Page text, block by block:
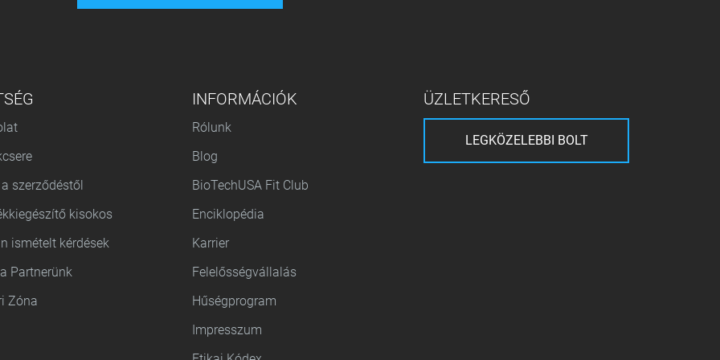
szerződéstől
kisokos
ismételt kérdések
Partnerünk
Zóna
INFORMÁCIÓK
Rólunk
Blog
BioTechUSA Fit Club
Enciklopédia
Karrier
Felelősségvállalás
Hűségprogram
Impresszum
ÜZLETKERESŐ
LEGKÖZELEBBI BOLT